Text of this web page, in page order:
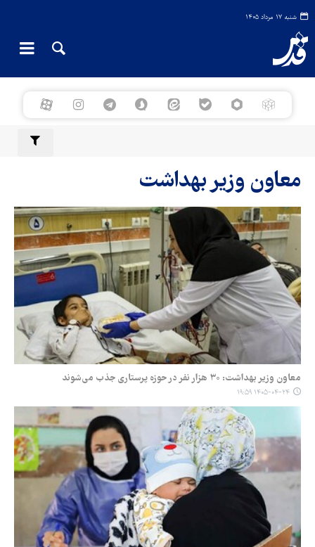
شنبه ۱۷ مرداد ۱۴۰۵
معاون وزیر بهداشت
معاون وزیر بهداشت: ۳۰ هزار نفر در حوزه پرستاری جذب می‌شوند
۱۴۰۵-۰۴-۲۴ ۱۹:۵۹